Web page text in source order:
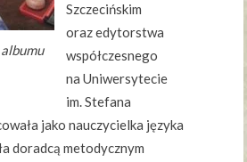
Szczecińskim
oraz edytorstwa
współczesnego
na Uniwersytecie
im. Stefana
jako nauczycielka języka
doradcą metodycznym